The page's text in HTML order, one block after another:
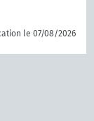
le 07/08/2026